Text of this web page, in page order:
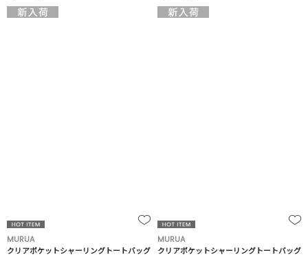
MURUA
クリアポケットシャーリングトートバッグ
MURUA
クリアポケットシャーリングトートバッグ